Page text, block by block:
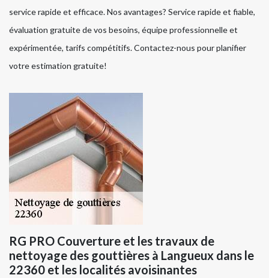
service rapide et efficace. Nos avantages? Service rapide et fiable,
évaluation gratuite de vos besoins, équipe professionnelle et
expérimentée, tarifs compétitifs. Contactez-nous pour planifier
votre estimation gratuite!
RG PRO Couverture et les travaux de
nettoyage des gouttières à Langueux dans le
22360 et les localités avoisinantes